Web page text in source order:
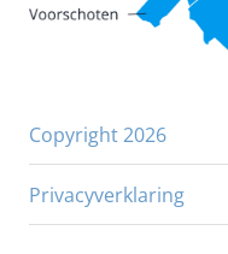
Copyright 2026
Privacyverklaring